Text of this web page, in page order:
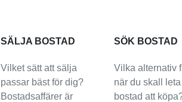
SÄLJA BOSTAD
Vilket sätt att sälja
passar bäst för dig?
Bostadsaffärer är
SÖK BOSTAD
Vilka alternativ
när du skall leta
bostad att